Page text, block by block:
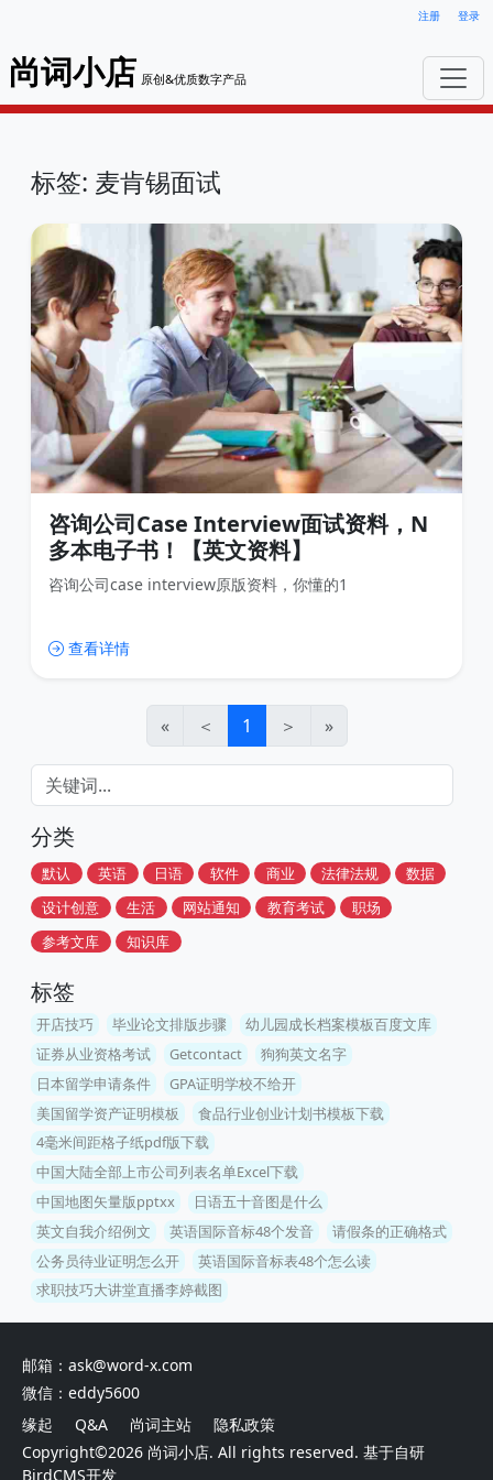
注册 登录
尚词小店 原创&优质数字产品
标签: 麦肯锡面试
咨询公司Case Interview面试资料，N
多本电子书！【英文资料】
咨询公司case interview原版资料，你懂的1
查看详情
« ＜ 1 ＞ »
分类
默认 英语 日语 软件 商业 法律法规
数据
设计创意
生活 网站通知 教育考试
职场
参考文库
知识库
标签
开店技巧 毕业论文排版步骤
幼儿园成长档案模板百度文库
证券从业资格考试
Getcontact
狗狗英文名字
日本留学申请条件
GPA证明学校不给开
美国留学资产证明模板
食品行业创业计划书模板下载
4毫米间距格子纸pdf版下载
中国大陆全部上市公司列表名单Excel下载
中国地图矢量版pptxx
日语五十音图是什么
英文自我介绍例文
英语国际音标48个发音
请假条的正确格式
公务员待业证明怎么开
英语国际音标表48个怎么读
求职技巧大讲堂直播李婷截图
邮箱：ask@word-x.com
微信：eddy5600
缘起
Q&A 尚词主站
隐私政策
Copyright©2026 尚词小店. All rights reserved. 基于自研
BirdCMS开发